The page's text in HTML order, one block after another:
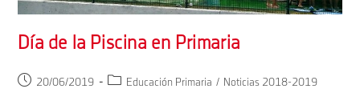
Día de la Piscina en Primaria
Publicación
20/06/2019
CategoríaEducación Primaria / Noticias 2018-2019